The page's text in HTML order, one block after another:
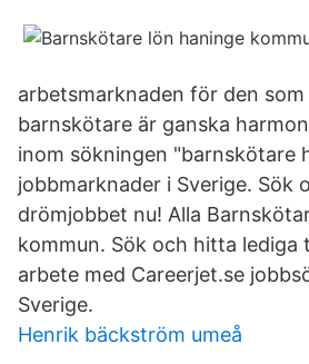
arbetsmarknaden för den
barnskötare är ganska
inom sökningen "barnskötare
jobbmarknader i Sverige. Sök
drömjobbet nu! Alla
kommun. Sök och hitta lediga
arbete med Careerjet.se
Sverige.
Henrik bäckström umeå